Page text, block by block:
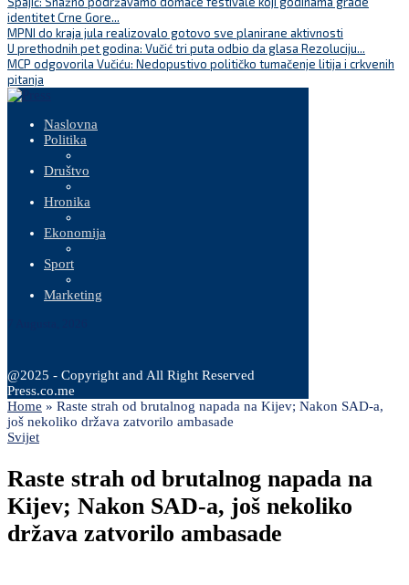
identitet Crne Gore...
MPNI do kraja jula realizovalo gotovo sve planirane aktivnosti
U prethodnih pet godina: Vučić tri puta odbio da glasa Rezoluciju...
MCP odgovorila Vučiću: Nedopustivo političko tumačenje litija i crkvenih
pitanja
Naslovna
Politika
Društvo
Hronika
Ekonomija
Sport
Marketing
@2025 - Copyright and All Right Reserved
Press.co.me
Home » Raste strah od brutalnog napada na Kijev; Nakon SAD-a,
još nekoliko država zatvorilo ambasade
Svijet
Raste strah od brutalnog napada na
Kijev; Nakon SAD-a, još nekoliko
država zatvorilo ambasade